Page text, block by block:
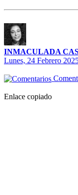
INMACULADA
Lunes, 24 Febrero
Enlace copiado